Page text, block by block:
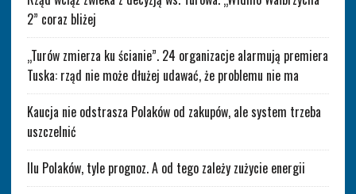
2” coraz bliżej
„Turów zmierza ku ścianie”. 24 organizacje alarmują premiera
Tuska: rząd nie może dłużej udawać, że problemu nie ma
Kaucja nie odstrasza Polaków od zakupów, ale system trzeba
uszczelnić
Ilu Polaków, tyle prognoz. A od tego zależy zużycie energii